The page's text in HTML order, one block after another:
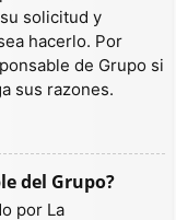
solicitud y
hacerlo. Por
de Grupo si
sus razones.
del Grupo?
por La